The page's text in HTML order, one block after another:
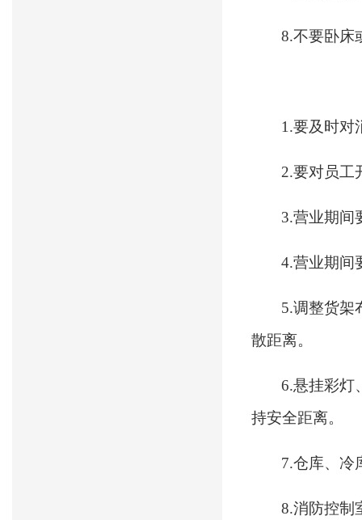
8.不要卧床
1.要及时对
2.要对员工
3.营业期间
4.营业期间
5.调整货架
散距离。
6.悬挂彩灯
持安全距离。
7.仓库、冷
8.消防控制